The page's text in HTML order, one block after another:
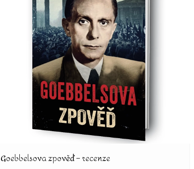
Goebbelsova zpověď – recenze